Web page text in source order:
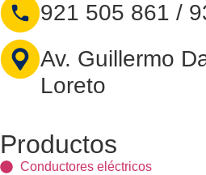
921 505 861 /
Av. Guillermo
Loreto
Productos
Conductores eléctricos